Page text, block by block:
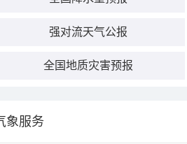
强对流天气公报
全国地质灾害预报
象服务